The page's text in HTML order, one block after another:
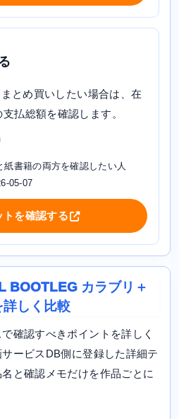
とめ買いしたい場合は、在
払総額を確認します。
書籍の両方を確認したい人
05-07
トを確認する
BOOTLEG カラブリ＋
詳しく比較
確認すべきポイントを詳しく
ービスDB側に登録した詳細テ
と確認メモだけを作品ごとに